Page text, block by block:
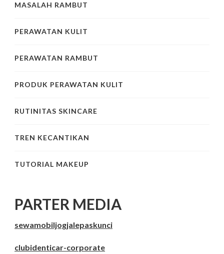
MASALAH RAMBUT
PERAWATAN KULIT
PERAWATAN RAMBUT
PRODUK PERAWATAN KULIT
RUTINITAS SKINCARE
TREN KECANTIKAN
TUTORIAL MAKEUP
PARTER MEDIA
sewamobiljogjalepaskunci
clubidenticar-corporate